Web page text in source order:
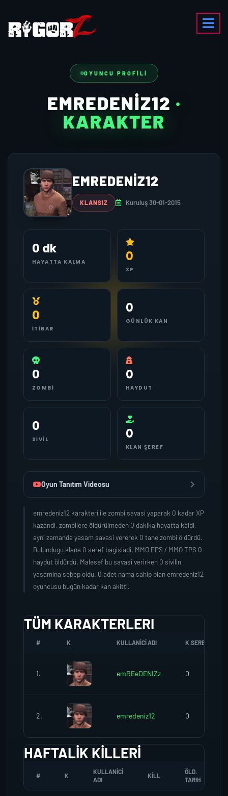
OYUNCU PROFILI
EMREDENIZ12 ·
KARAKTER
EMREDENIZ12
KLANSIZ Kuruluş 30-01-2015
0 dk
HAYATTA KALMA 0
XP
0
İTIBAR
0
GÜNLÜK KAN
0
ZOMBI
0
HAYDUT
0
SIVIL 0
KLAN ŞEREF
Oyun Tanıtım Videosu
emredeniz12 karakteri ile zombi savasi yaparak 0 kadar XP
kazandi, zombilere öldürülmeden 0 dakika hayatta kaldi,
ayni zamanda yasam savasi vererek 0 tane zombi öldürdü.
Bulundugu klana 0 seref bagisladi, MMO FPS / MMO TPS 0
haydut öldürdü. Malesef bu savasi verirken 0 sivilin
yasamina sebep oldu. 0 adet nama sahip olan emredeniz12
oyuncusu bugün kadar kan akitti.
TÜM KARAKTERLERI
# K KULLANICI ADI K.SEREFI
1. emREeDENIZz 0
2. emredeniz12 0
HAFTALIK KILLERI
# K
KULLANICI
ADI
KILL
ÖLD.
TARIH